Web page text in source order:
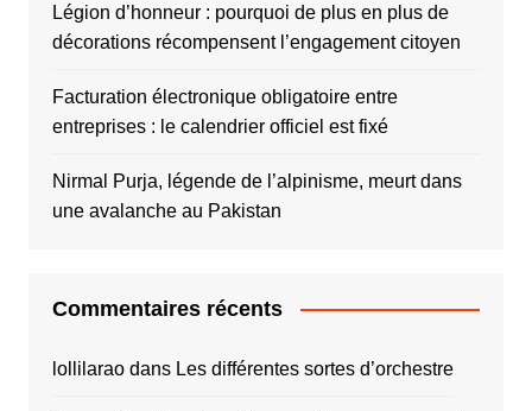
Légion d’honneur : pourquoi de plus en plus de
décorations récompensent l’engagement citoyen
Facturation électronique obligatoire entre
entreprises : le calendrier officiel est fixé
Nirmal Purja, légende de l’alpinisme, meurt dans
une avalanche au Pakistan
Commentaires récents
lollilaraodans Les différentes sortes d’orchestre